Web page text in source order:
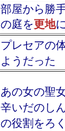
部屋から勝
の庭を更地
プレセアの
ようだった
あの女の聖
辛いだのし
の役割をろ